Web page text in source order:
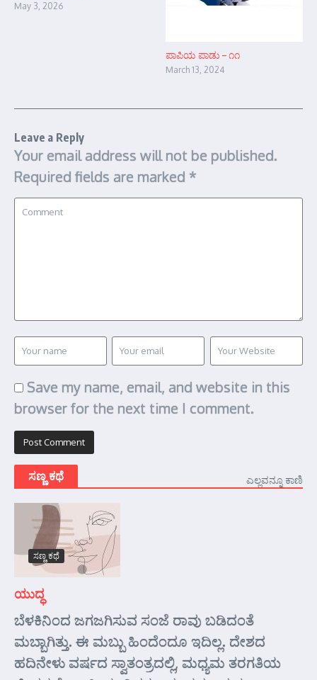
May 3, 2026
ಪಾಪಿಯ ಪಾಡು – ೧೧
March 13, 2024
Leave a Reply
Your email address will not be published.
Required fields are marked *
Save my name, email, and website in this
browser for the next time I comment.
ಸಣ್ಣ ಕಥೆ ಎಲ್ಲವನ್ನೂ ಕಾಣಿ
ಸಣ್ಣ ಕಥೆ
ಯುದ್ಧ
ಬೆಳಕಿನಿಂದ ಜಗಜಗಿಸುವ ಸಂಜೆ ರಾವು ಬಡಿದಂತೆ
ಮಬ್ಬಾಗಿತ್ತು. ಈ ಮಬ್ಬು ಹಿಂದೆಂದೂ ಇದಿಲ್ಲ. ದೇಶದ
ಹದಿನೇಳು ವರ್ಷದ ಸ್ವಾತಂತ್ರದಲ್ಲಿ, ಮಧ್ಯಮ ತರಗತಿಯ